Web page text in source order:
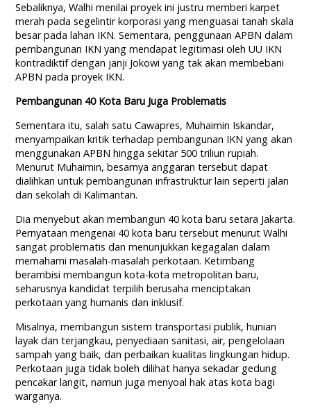
Sebaliknya, Walhi menilai proyek ini justru memberi karpet
merah pada segelintir korporasi yang menguasai tanah skala
besar pada lahan IKN. Sementara, penggunaan APBN dalam
pembangunan IKN yang mendapat legitimasi oleh UU IKN
kontradiktif dengan janji Jokowi yang tak akan membebani
APBN pada proyek IKN.
Pembangunan 40 Kota Baru Juga Problematis
Sementara itu, salah satu Cawapres, Muhaimin Iskandar,
menyampaikan kritik terhadap pembangunan IKN yang akan
menggunakan APBN hingga sekitar 500 triliun rupiah.
Menurut Muhaimin, besarnya anggaran tersebut dapat
dialihkan untuk pembangunan infrastruktur lain seperti jalan
dan sekolah di Kalimantan.
Dia menyebut akan membangun 40 kota baru setara Jakarta.
Pernyataan mengenai 40 kota baru tersebut menurut Walhi
sangat problematis dan menunjukkan kegagalan dalam
memahami masalah-masalah perkotaan. Ketimbang
berambisi membangun kota-kota metropolitan baru,
seharusnya kandidat terpilih berusaha menciptakan
perkotaan yang humanis dan inklusif.
Misalnya, membangun sistem transportasi publik, hunian
layak dan terjangkau, penyediaan sanitasi, air, pengelolaan
sampah yang baik, dan perbaikan kualitas lingkungan hidup.
Perkotaan juga tidak boleh dilihat hanya sekadar gedung
pencakar langit, namun juga menyoal hak atas kota bagi
warganya.